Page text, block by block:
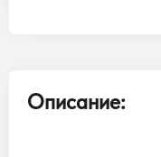
Описание: